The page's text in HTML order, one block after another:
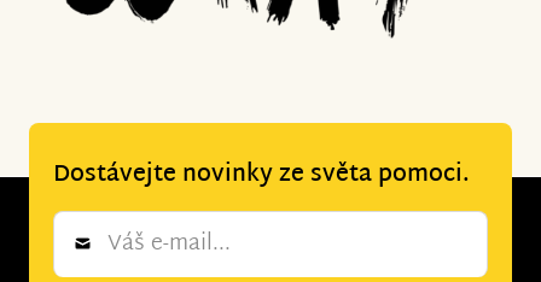
Dostávejte novinky ze světa pomoci.
Newsletter